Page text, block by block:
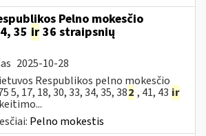
Pelno mokesčio
35 ir 36 straipsnių
2025-10-28
Respublikos pelno mokesčio
5, 17, 18, 30, 33, 34, 35, 382 , 41, 43 ir
Pelno mokestis